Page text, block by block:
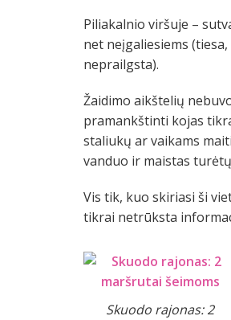
Piliakalnio viršuje –
net neįgaliesiems
neprailgsta).
Žaidimo aikštelių
pramankštinti kojas
staliukų ar vaikams
vanduo ir maistas
Vis tik, kuo skiriasi ši
tikrai netrūksta
Skuodo rajonas: 2